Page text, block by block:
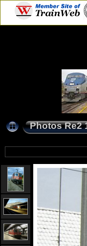
Photos Re2